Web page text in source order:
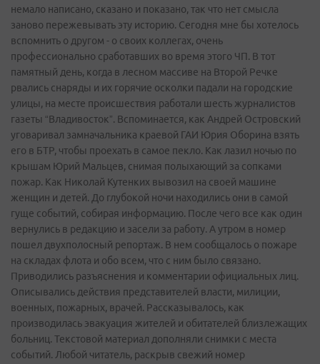
немало написано, сказано и показано, так что нет смысла
заново пережевывать эту историю. Сегодня мне бы хотелось
вспомнить о другом - о своих коллегах, очень
профессионально сработавших во время этого ЧП. В тот
памятный день, когда в лесном массиве на Второй Речке
рвались снаряды и их горячие осколки падали на городские
улицы, на месте происшествия работали шесть журналистов
газеты “Владивосток”. Вспоминается, как Андрей Островский
уговаривал замначальника краевой ГАИ Юрия Оборина взять
его в БТР, чтобы проехать в самое пекло. Как лазил ночью по
крышам Юрий Мальцев, снимая полыхающий за сопками
пожар. Как Николай Кутенких вывозил на своей машине
женщин и детей. До глубокой ночи находились они в самой
гуще событий, собирая информацию. После чего все как один
вернулись в редакцию и засели за работу. А утром в номер
пошел двухполосный репортаж. В нем сообщалось о пожаре
на складах флота и обо всем, что с ним было связано.
Приводились разъяснения и комментарии официальных лиц.
Описывались действия представителей власти, милиции,
военных, пожарных, врачей. Рассказывалось, как
производилась эвакуация жителей и обитателей близлежащих
больниц. Текстовой материал дополняли снимки с места
событий. Любой читатель, раскрыв свежий номер